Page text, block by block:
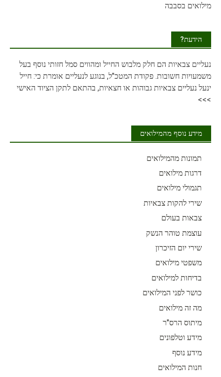
מילואים בסבבה
הידעת?
נעליים צבאיות הם חלק מלבוש החייל ומהווים סמל חזותי נוסף בעל
משמעויות חשובות. פקודת המטכ"ל, בנוגע לנעליים אומרת כי: חייל
ינעל נעליים צבאיות גבוהות או חצאיות, בהתאם לתקן הציוד האישי
>>>
מידע נוסף מהמילואים
תמונות מהמילואים
דרגות מילואים
תגמולי מילואים
שירי להקות צבאיות
צבאות בעולם
עוצמת טוהר הנשק
שירי יום הזיכרון
משפטי מילואים
בדיחות למילואים
כושר לפני המילואים
מה זה מילואים
מיתוס הרס"ר
מידע וטלפונים
מידע נוסף
חנות המילואים